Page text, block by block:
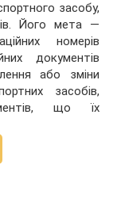
засобу,
Його мета —
номерів
документів
або зміни
засобів,
що їх